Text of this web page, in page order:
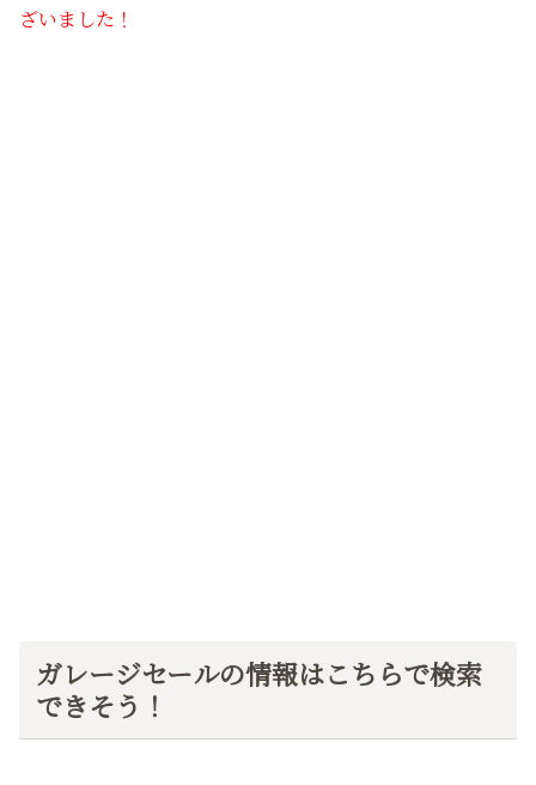
ざいました！
ガレージセールの情報はこちらで検索
できそう！